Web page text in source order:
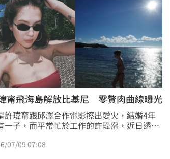
甯飛海島解放比基尼 零贅肉曲線曝光
許瑋甯跟邱澤合作電影擦出愛火，結婚4年
一子，而平常忙於工作的許瑋甯，近日透過
，讓一票網友大飽眼福。蔡佩伶報導
07/09 07:08